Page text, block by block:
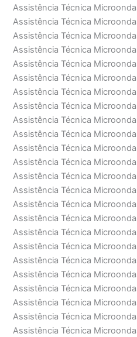
Assistência Técnica
Assistência Técnica
Assistência Técnica
Assistência Técnica
Assistência Técnica
Assistência Técnica
Assistência Técnica
Assistência Técnica
Assistência Técnica
Assistência Técnica
Assistência Técnica
Assistência Técnica
Assistência Técnica
Assistência Técnica
Assistência Técnica
Assistência Técnica
Assistência Técnica
Assistência Técnica
Assistência Técnica
Assistência Técnica
Assistência Técnica
Assistência Técnica
Assistência Técnica
Assistência Técnica